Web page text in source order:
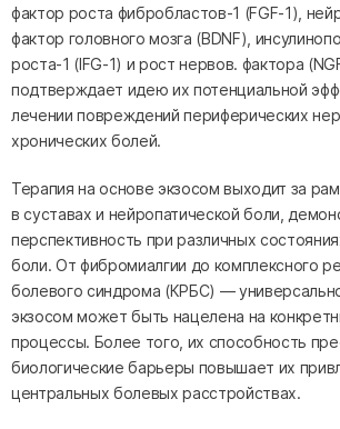
фактор роста фибробластов-1 (FGF-1),
фактор головного мозга (BDNF),
роста-1 (IFG-1) и рост нервов. фактора
подтверждает идею их потенциальной
лечении повреждений периферических
хронических болей.
Терапия на основе экзосом выходит за
в суставах и нейропатической боли,
перспективность при различных
боли. От фибромиалгии до комплексного
болевого синдрома (КРБС) —
экзосом может быть нацелена на
процессы. Более того, их способность
биологические барьеры повышает их
центральных болевых расстройствах.